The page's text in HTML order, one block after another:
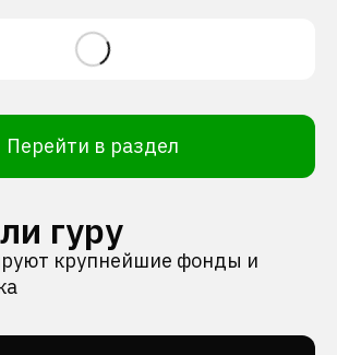
Перейти в раздел
гуру
крупнейшие фонды и